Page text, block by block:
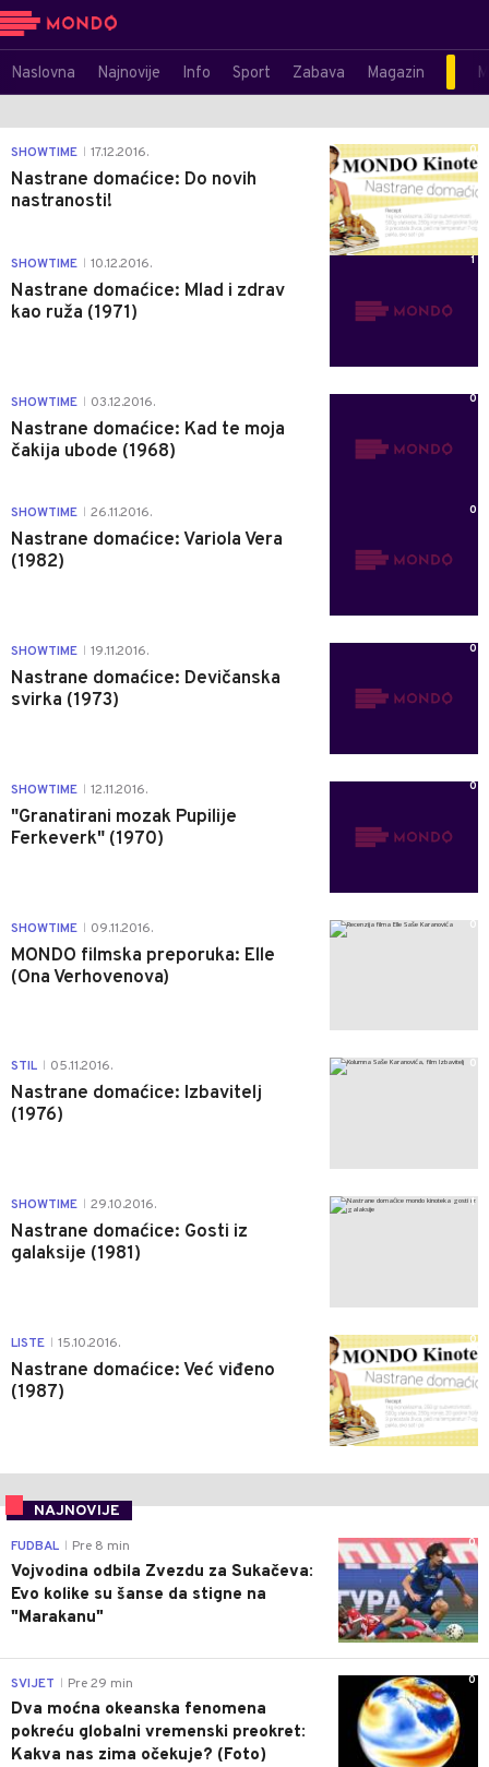
Naslovna Najnovije Info Sport Zabava Magazin
SHOWTIME 17.12.2016.
Nastrane domaćice: Do novih
nastranosti!
0
SHOWTIME 10.12.2016.
Nastrane domaćice: Mlad i zdrav
kao ruža (1971)
1
SHOWTIME 03.12.2016.
Nastrane domaćice: Kad te moja
čakija ubode (1968)
0
SHOWTIME 26.11.2016.
Nastrane domaćice: Variola Vera
(1982)
0
SHOWTIME 19.11.2016.
Nastrane domaćice: Devičanska
svirka (1973)
0
SHOWTIME 12.11.2016.
"Granatirani mozak Pupilije
Ferkeverk" (1970)
0
SHOWTIME 09.11.2016.
MONDO filmska preporuka: Elle
(Ona Verhovenova)
0
STIL 05.11.2016.
Nastrane domaćice: Izbavitelj
(1976)
0
SHOWTIME 29.10.2016.
Nastrane domaćice: Gosti iz
galaksije (1981)
1
LISTE 15.10.2016.
Nastrane domaćice: Već viđeno
(1987)
0
NAJNOVIJE
0
FUDBAL Pre 8 min
Vojvodina odbila Zvezdu za Sukačeva:
Evo kolike su šanse da stigne na
"Marakanu"
0
SVIJET Pre 29 min
Dva moćna okeanska fenomena
pokreću globalni vremenski preokret:
Kakva nas zima očekuje? (Foto)